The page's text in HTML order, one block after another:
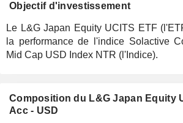
Objectif d'investissement
Le L&G Japan Equity UCITS ETF
la performance de l'indice Solactive
Mid Cap USD Index NTR (l'Indice).
Composition du L&G Japan Equity
Acc - USD